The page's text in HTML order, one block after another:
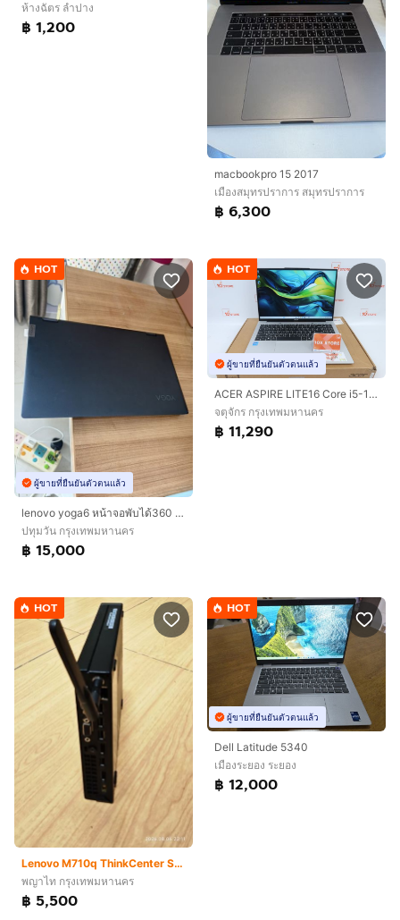
ห้างฉัตร ลำปาง
฿ 1,200
macbookpro 15 2017
เมืองสมุทรปราการ สมุทรปราการ
฿ 6,300
HOT
ผู้ขายที่ยืนยันตัวตนแล้ว
lenovo yoga6 หน้าจอพับได้360 ใช้งานน้อยมากก
ปทุมวัน กรุงเทพมหานคร
฿ 15,000
HOT
ผู้ขายที่ยืนยันตัวตนแล้ว
ACER ASPIRE LITE16 Core i5-1334U RAM16.512GB
จตุจักร กรุงเทพมหานคร
฿ 11,290
HOT
Lenovo M710q ThinkCenter SSF (แค่ Harddisk ก็ คุ้มแล้ว)
พญาไท กรุงเทพมหานคร
฿ 5,500
HOT
ผู้ขายที่ยืนยันตัวตนแล้ว
Dell Latitude 5340
เมืองระยอง ระยอง
฿ 12,000